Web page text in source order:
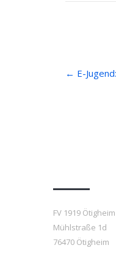
navigation
← E-
FV 1919
Mühlstraße 1d
76470 Ötigheim